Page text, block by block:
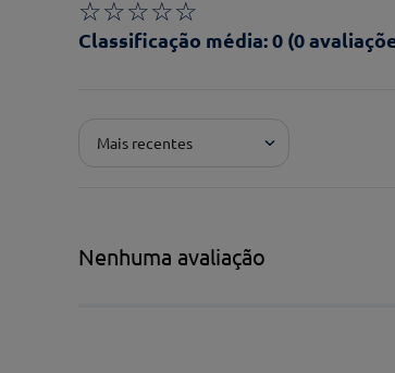
☆☆☆☆☆
Classificação média: 0 (0
Pontuação*
Mais recentes
Nenhuma avaliação